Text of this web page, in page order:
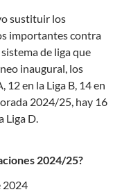
sustituir los
importantes contra
de liga que
inaugural, los
12 en la Liga B, 14 en
2024/25, hay 16
Liga D.
2024/25?
2024